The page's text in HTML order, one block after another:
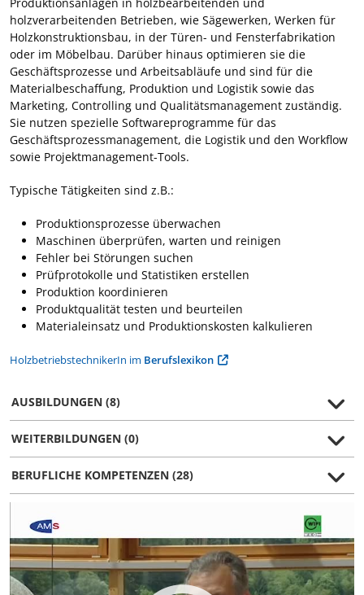
holzverarbeitenden Betrieben, wie Sägewerken, Werken für
Holzkonstruktionsbau, in der Türen- und Fensterfabrikation
oder im Möbelbau. Darüber hinaus optimieren sie die
Geschäftsprozesse und Arbeitsabläufe und sind für die
Materialbeschaffung, Produktion und Logistik sowie das
Marketing, Controlling und Qualitätsmanagement zuständig.
Sie nutzen spezielle Softwareprogramme für das
Geschäftsprozessmanagement, die Logistik und den Workflow
sowie Projektmanagement-Tools.
Typische Tätigkeiten sind z.B.:
Produktionsprozesse überwachen
Maschinen überprüfen, warten und reinigen
Fehler bei Störungen suchen
Prüfprotokolle und Statistiken erstellen
Produktion koordinieren
Produktqualität testen und beurteilen
Materialeinsatz und Produktionskosten kalkulieren
HolzbetriebstechnikerIn im Berufslexikon
AUSBILDUNGEN (8)
WEITERBILDUNGEN (0)
BERUFLICHE KOMPETENZEN (28)